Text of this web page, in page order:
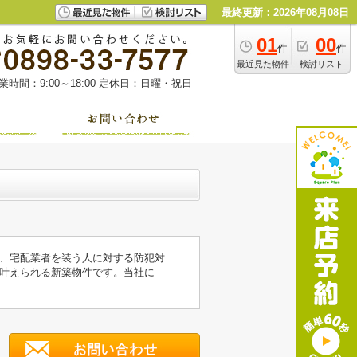
最終更新：2026年08月08日
01件
最近見た物件
00件
検討リスト
時間：9:00～18:00 定休日：日曜・祝日
宅配業者を装う人に対する防犯対
えられる新築物件です。当社に